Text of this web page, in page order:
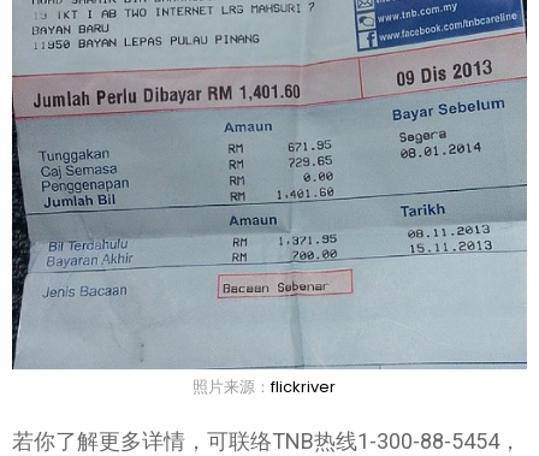
照片来源：flickriver
若你了解更多详情，可联络TNB热线1-300-88-5454，